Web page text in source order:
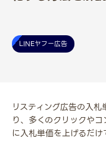
LINEヤフー広告
リスティング広告の入
り、多くのクリックや
に入札単価を上げるだけ